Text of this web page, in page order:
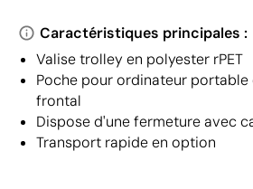
Caractéristiques principales :
Valise trolley en polyester rPET
Poche pour ordinateur
frontal
Dispose d'une fermeture avec
Transport rapide en option